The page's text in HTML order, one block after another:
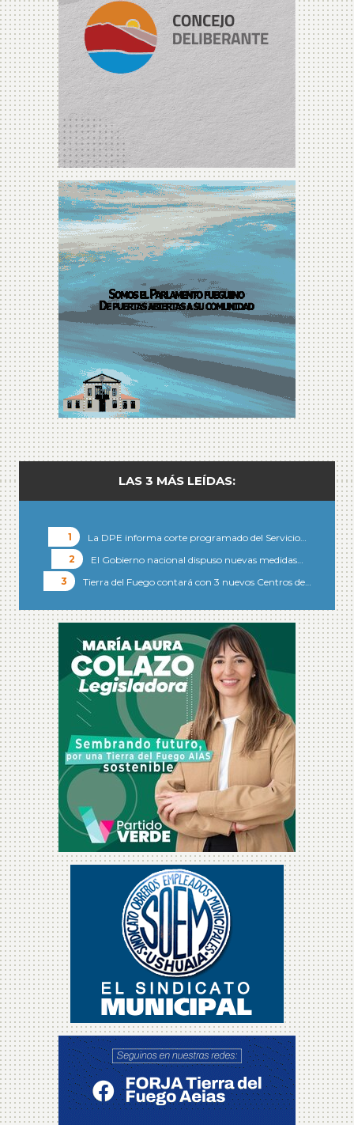
LAS 3 MÁS LEÍDAS:
La DPE informa corte programado del Servicio…
El Gobierno nacional dispuso nuevas medidas…
Tierra del Fuego contará con 3 nuevos Centros de…